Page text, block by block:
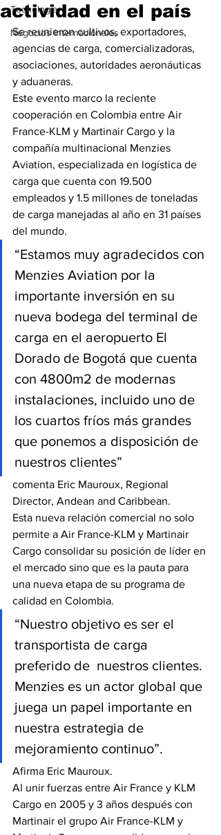
Tecnología
Negocios Internacionales
actividad en el país
Se reunieron cultivos, exportadores,
agencias de carga, comercializadoras,
asociaciones, autoridades aeronáuticas
y aduaneras.
Este evento marco la reciente
cooperación en Colombia entre Air
France-KLM y Martinair Cargo y la
compañía multinacional Menzies
Aviation, especializada en logística de
carga que cuenta con 19.500
empleados y 1.5 millones de toneladas
de carga manejadas al año en 31 países
del mundo.
“Estamos muy agradecidos con
Menzies Aviation por la
importante inversión en su
nueva bodega del terminal de
carga en el aeropuerto El
Dorado de Bogotá que cuenta
con 4800m2 de modernas
instalaciones, incluido uno de
los cuartos fríos más grandes
que ponemos a disposición de
nuestros clientes”
comenta Eric Mauroux, Regional
Director, Andean and Caribbean.
Esta nueva relación comercial no solo
permite a Air France-KLM y Martinair
Cargo consolidar su posición de líder en
el mercado sino que es la pauta para
una nueva etapa de su programa de
calidad en Colombia.
“Nuestro objetivo es ser el
transportista de carga
preferido de  nuestros clientes.
Menzies es un actor global que
juega un papel importante en
nuestra estrategia de
mejoramiento continuo”.
Afirma Eric Mauroux.
Al unir fuerzas entre Air France y KLM
Cargo en 2005 y 3 años después con
Martinair el grupo Air France-KLM y